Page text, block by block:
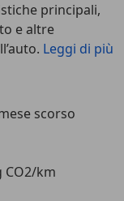
principali,
e altre
Leggi di più
scorso
CO2/km